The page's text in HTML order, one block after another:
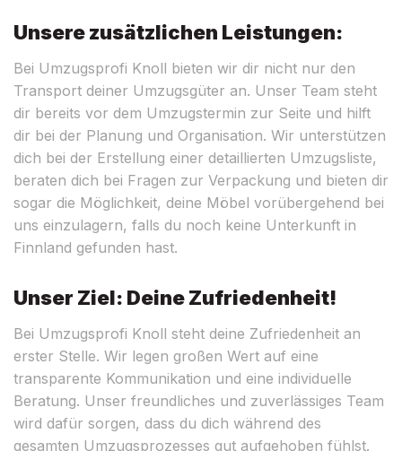
Unsere zusätzlichen Leistungen:
Bei Umzugsprofi Knoll bieten wir dir nicht nur den
Transport deiner Umzugsgüter an. Unser Team steht
dir bereits vor dem Umzugstermin zur Seite und hilft
dir bei der Planung und Organisation. Wir unterstützen
dich bei der Erstellung einer detaillierten Umzugsliste,
beraten dich bei Fragen zur Verpackung und bieten dir
sogar die Möglichkeit, deine Möbel vorübergehend bei
uns einzulagern, falls du noch keine Unterkunft in
Finnland gefunden hast.
Unser Ziel: Deine Zufriedenheit!
Bei Umzugsprofi Knoll steht deine Zufriedenheit an
erster Stelle. Wir legen großen Wert auf eine
transparente Kommunikation und eine individuelle
Beratung. Unser freundliches und zuverlässiges Team
wird dafür sorgen, dass du dich während des
gesamten Umzugsprozesses gut aufgehoben fühlst.